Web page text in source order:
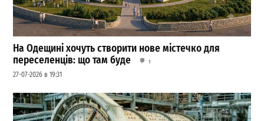
На Одещині хочуть створити нове містечко для
переселенців: що там буде
1
27-07-2026 в 19:31